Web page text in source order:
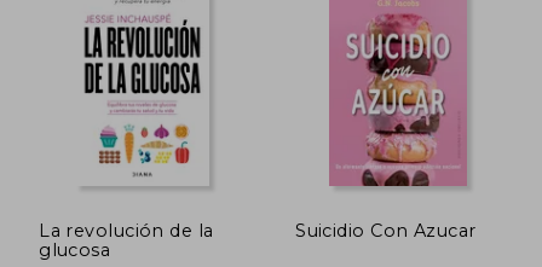
45% 50%
dcto.
La revolución de la
glucosa
Suicidio Con Azucar